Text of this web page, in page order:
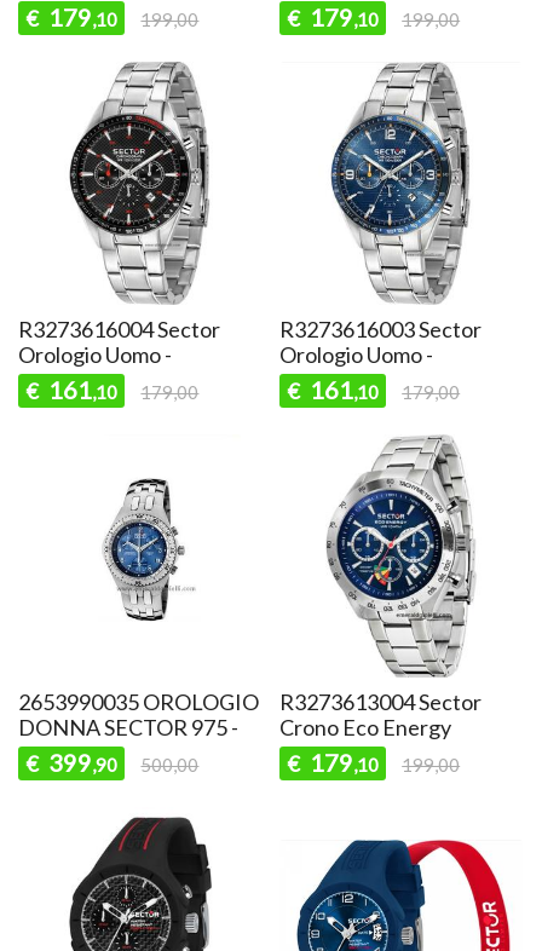
€ 179,10 199,00
€ 179,10 199,00
R3273616004 Sector
Orologio Uomo -
€ 161,10 179,00
R3273616003 Sector
Orologio Uomo -
€ 161,10 179,00
2653990035 OROLOGIO
DONNA SECTOR 975 -
€ 399,90 500,00
R3273613004 Sector
Crono Eco Energy
€ 179,10 199,00